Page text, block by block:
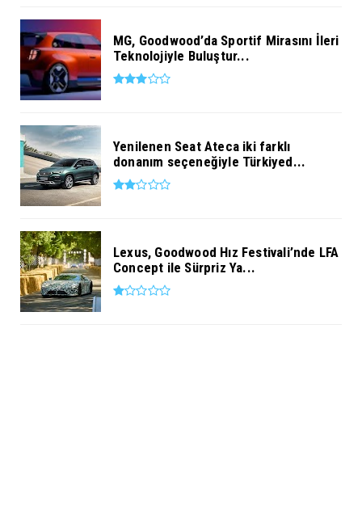
MG, Goodwood’da Sportif Mirasını İleri
Teknolojiyle Buluştur...
Yenilenen Seat Ateca iki farklı
donanım seçeneğiyle Türkiyed...
Lexus, Goodwood Hız Festivali’nde LFA
Concept ile Sürpriz Ya...